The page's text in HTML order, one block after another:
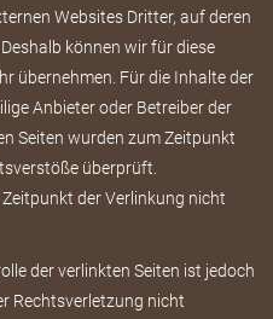
Websites Dritter, auf deren
können wir für diese
übernehmen. Für die Inhalte der
Anbieter oder Betreiber der
Seiten wurden zum Zeitpunkt
überprüft.
der Verlinkung nicht
der verlinkten Seiten ist jedoch
Rechtsverletzung nicht